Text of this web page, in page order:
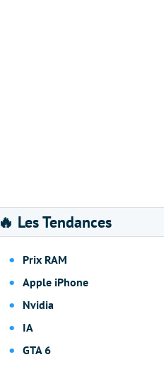
🔥 Les Tendances
Prix RAM
Apple iPhone
Nvidia
IA
GTA 6